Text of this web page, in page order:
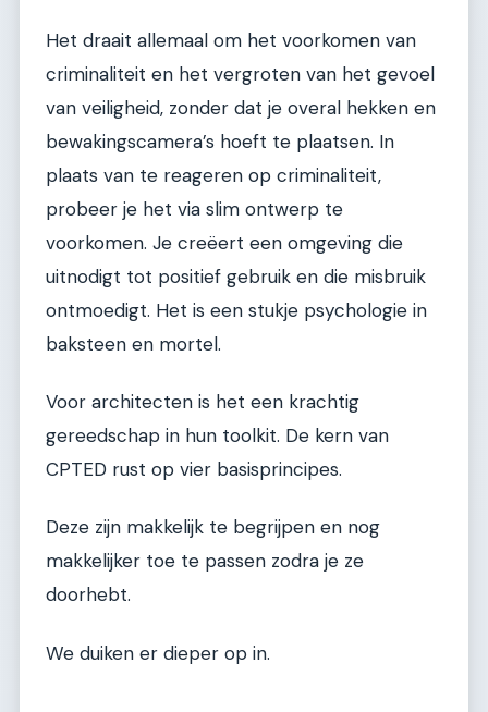
Het draait allemaal om het voorkomen van
criminaliteit en het vergroten van het gevoel
van veiligheid, zonder dat je overal hekken en
bewakingscamera’s hoeft te plaatsen. In
plaats van te reageren op criminaliteit,
probeer je het via slim ontwerp te
voorkomen. Je creëert een omgeving die
uitnodigt tot positief gebruik en die misbruik
ontmoedigt. Het is een stukje psychologie in
baksteen en mortel.
Voor architecten is het een krachtig
gereedschap in hun toolkit. De kern van
CPTED rust op vier basisprincipes.
Deze zijn makkelijk te begrijpen en nog
makkelijker toe te passen zodra je ze
doorhebt.
We duiken er dieper op in.